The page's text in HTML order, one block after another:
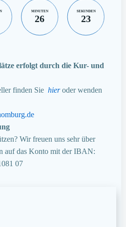
MINUTEN
26
SEKUNDEN
22
erfolgt durch die Kur- und
finden Sie hieroder wenden
Wir freuen uns sehr über
auf das Konto mit der IBAN:
07